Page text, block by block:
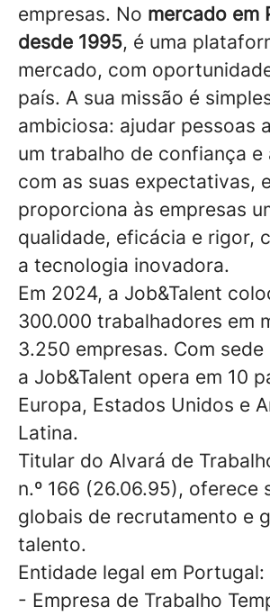
empresas. No mercado em
desde 1995, é uma
mercado, com
país. A sua missão é
ambiciosa: ajudar pessoas
um trabalho de confiança e
com as suas expectativas,
proporciona às empresas
qualidade, eficácia e rigor,
a tecnologia inovadora.
Em 2024, a Job&Talent
300.000 trabalhadores em
3.250 empresas. Com sede
a Job&Talent opera em 10
Europa, Estados Unidos e
Latina.
Titular do Alvará de
n.º 166 (26.06.95), oferece
globais de recrutamento e
talento.
Entidade legal em
- Empresa de Trabalho